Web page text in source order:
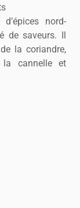
nord-
de saveurs. Il
la coriandre,
la cannelle et